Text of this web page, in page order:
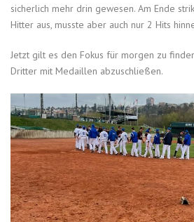
sicherlich mehr drin gewesen. Am Ende
Hitter aus, musste aber auch nur 2 Hits
Jetzt gilt es den Fokus für morgen zu
Dritter mit Medaillen abzuschließen.